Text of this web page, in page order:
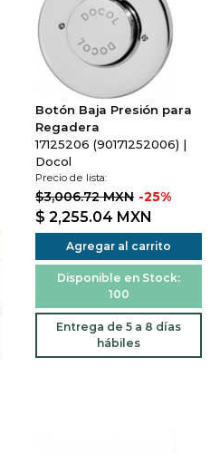
Botón Baja Presión para
Regadera
17125206 (90171252006) |
Docol
Precio de lista:
$3,006.72 MXN -25%
$ 2,255.04 MXN
Agregar al carrito
Disponible en Stock:
100
Entrega de 5 a 8 días
hábiles